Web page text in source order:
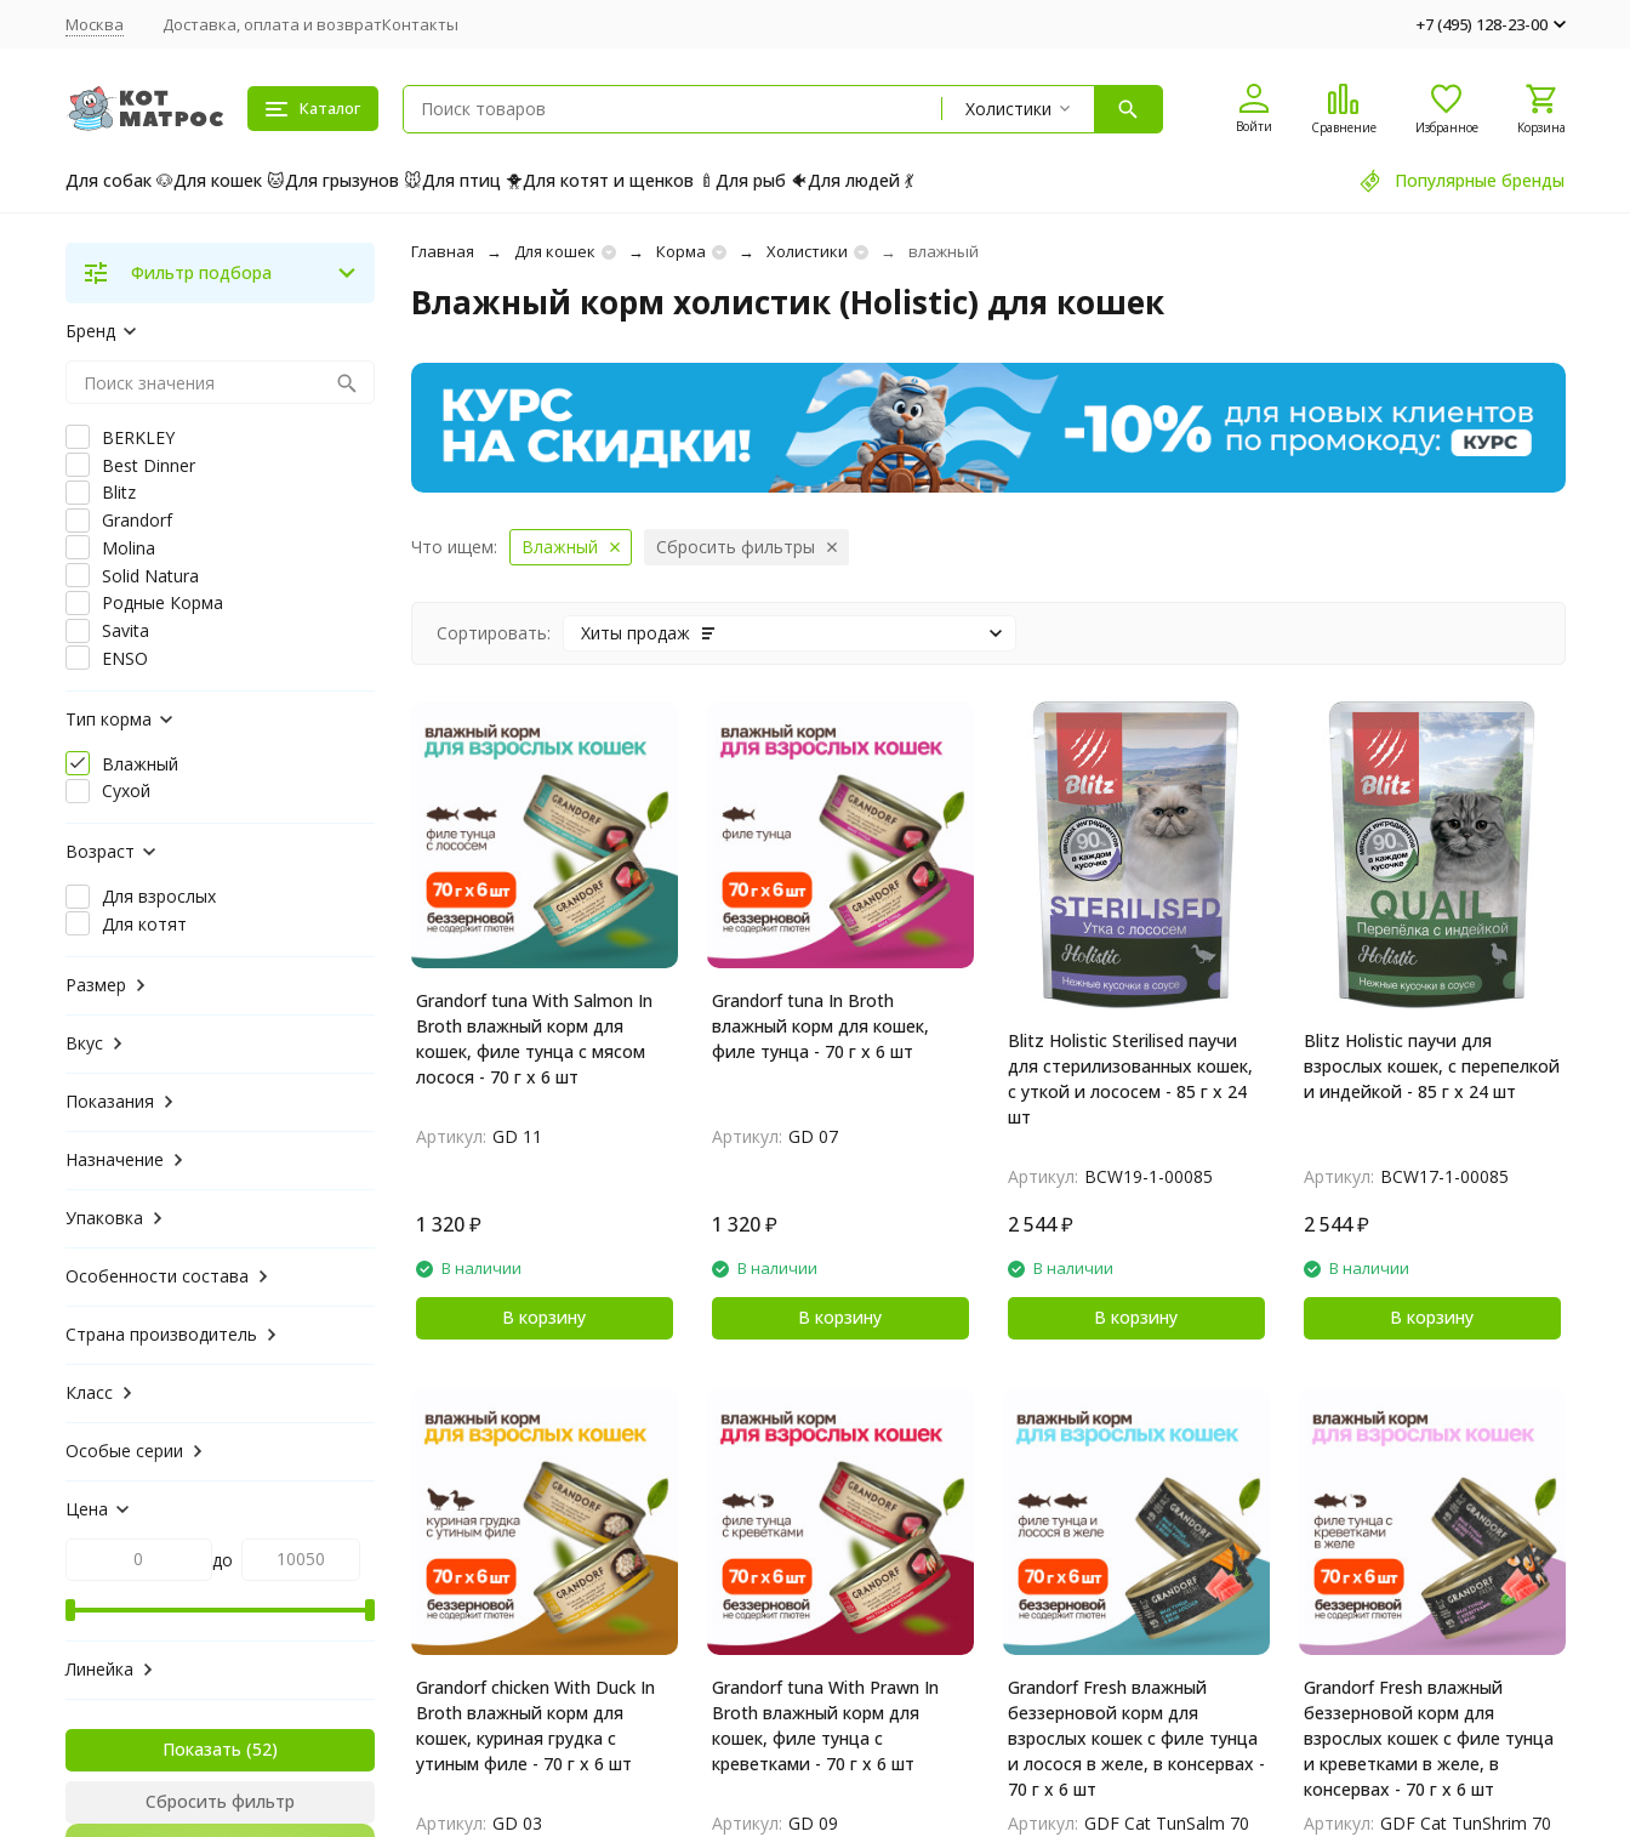
Москва Доставка, оплата и возвратКонтакты +7 (495) 128-23-00
Каталог Холистики
Войти Сравнение Избранное Корзина
Для собак 🐶Для кошек 🐱Для грызунов 🐭Для птиц 🐥Для котят и щенков 🍼 Для рыб 🐠Для людей 💃 Популярные бренды
Главная Для кошек Корма Холистики влажный
Влажный корм холистик (Holistic) для кошек
Что ищем: Влажный Сбросить фильтры
Сортировать: Хиты продаж
Grandorf tuna With Salmon In
Broth влажный корм для
кошек, филе тунца с мясом
лосося - 70 г х 6 шт
Артикул: GD 11
1 320 ₽
В наличии
В корзину
Grandorf tuna In Broth
влажный корм для кошек,
филе тунца - 70 г х 6 шт
Артикул: GD 07
1 320 ₽
В наличии
В корзину
Blitz Holistic Sterilised паучи
для стерилизованных кошек,
с уткой и лососем - 85 г х 24
шт
Артикул: BCW19-1-00085
2 544 ₽
В наличии
В корзину
Blitz Holistic паучи для
взрослых кошек, с перепелкой
и индейкой - 85 г х 24 шт
Артикул: BCW17-1-00085
2 544 ₽
В наличии
В корзину
Grandorf chicken With Duck In
Broth влажный корм для
кошек, куриная грудка с
утиным филе - 70 г х 6 шт
Артикул: GD 03
Grandorf tuna With Prawn In
Broth влажный корм для
кошек, филе тунца с
креветками - 70 г х 6 шт
Артикул: GD 09
Grandorf Fresh влажный
беззерновой корм для
взрослых кошек с филе тунца
и лосося в желе, в консервах -
70 г х 6 шт
Артикул: GDF Cat TunSalm 70
Grandorf Fresh влажный
беззерновой корм для
взрослых кошек с филе тунца
и креветками в желе, в
консервах - 70 г х 6 шт
Артикул: GDF Cat TunShrim 70
Фильтр подбора
Бренд
BERKLEY
Best Dinner
Blitz
Grandorf
Molina
Solid Natura
Родные Корма
Savita
ENSO
Тип корма
Влажный
Сухой
Возраст
Для взрослых
Для котят
Размер
Вкус
Показания
Назначение
Упаковка
Особенности состава
Страна производитель
Класс
Особые серии
Цена
до
Линейка
Показать
Сбросить фильтр